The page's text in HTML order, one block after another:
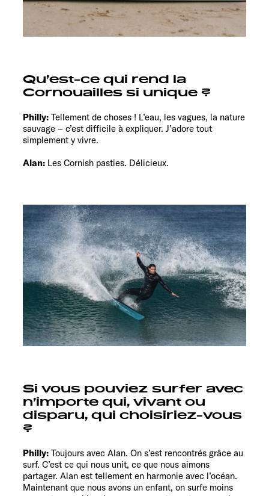
Qu’est-ce qui rend la
Cornouailles si unique ?
Philly: Tellement de choses ! L’eau, les vagues, la nature
sauvage – c’est difficile à expliquer. J’adore tout
simplement y vivre.
Alan: Les Cornish pasties. Délicieux.
Si vous pouviez surfer avec
n’importe qui, vivant ou
disparu, qui choisiriez-vous
?
Philly: Toujours avec Alan. On s’est rencontrés grâce au
surf. C’est ce qui nous unit, ce que nous aimons
partager. Alan est tellement en harmonie avec l’océan.
Maintenant que nous avons un enfant, on surfe moins